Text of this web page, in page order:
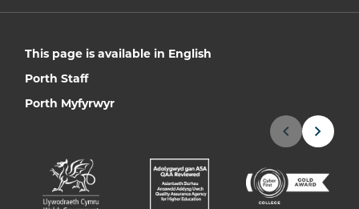
This page is available in English
Porth Staff
Porth Myfyrwyr